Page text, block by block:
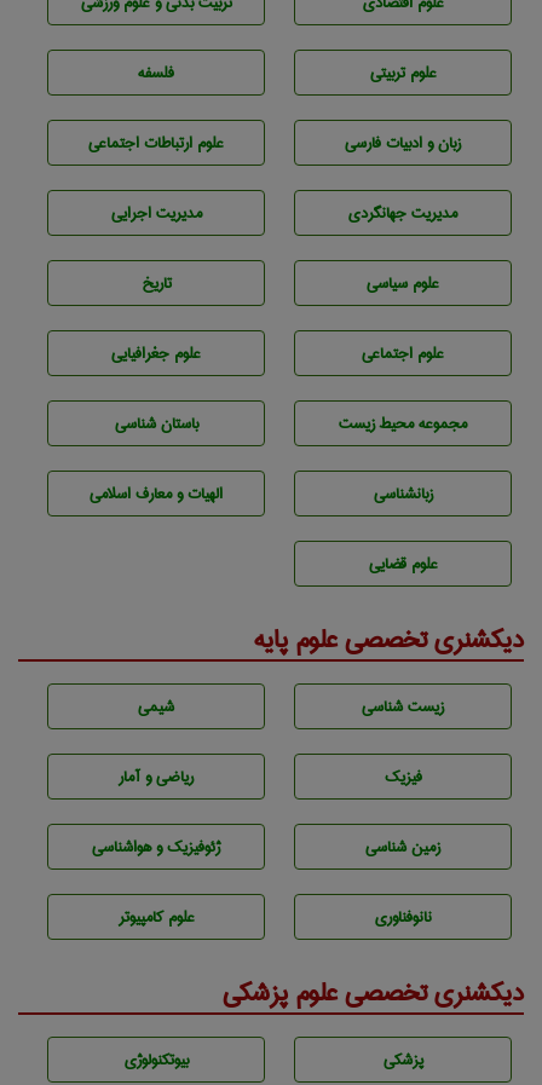
علوم تربيتی فلسفه
زبان و ادبيات فارسی علوم ارتباطات اجتماعی
مديريت جهانگردی مديريت اجرايی
علوم سياسی تاريخ
علوم اجتماعی علوم جغرافيايی
مجموعه محيط زيست باستان شناسی
زبانشناسی الهیات و معارف اسلامی
علوم قضایی
دیکشنری تخصصی علوم پایه
زيست شناسی شيمی
فیزیک ریاضی و آمار
زمين شناسی ژئوفيزيك و هواشناسی
نانوفناوری علوم کامپیوتر
دیکشنری تخصصی علوم پزشکی
پزشكی بيوتكنولوژی